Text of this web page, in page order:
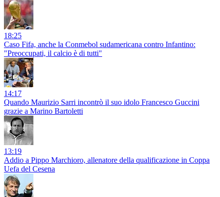
18:25
Caso Fifa, anche la Conmebol sudamericana contro Infantino:
"Preoccupati, il calcio è di tutti"
14:17
Quando Maurizio Sarri incontrò il suo idolo Francesco Guccini
grazie a Marino Bartoletti
13:19
Addio a Pippo Marchioro, allenatore della qualificazione in Coppa
Uefa del Cesena